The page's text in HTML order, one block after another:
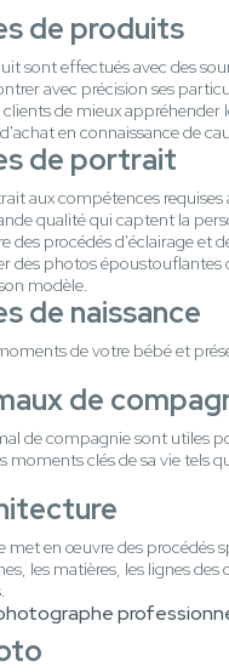
de produits
sont effectués avec des
avec précision ses
de mieux appréhender
en connaissance de
de portrait
aux compétences requises
qualité qui captent la
des procédés d'éclairage et
des photos
modèle.
de naissance
de votre bébé et
de
de compagnie sont utiles
moments clés de sa vie tels
met en œuvre des procédés
les matières, les lignes